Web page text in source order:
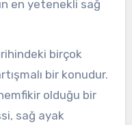
en yetenekli sağ
birçok
bir konudur.
olduğu bir
sağ ayak